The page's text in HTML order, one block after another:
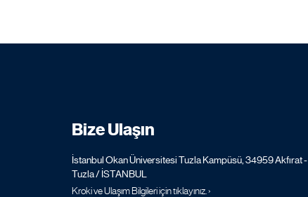
Bize Ulaşın
İstanbul Okan Üniversitesi Tuzla Kampüsü, 34959 Akfırat -
Tuzla / İSTANBUL
Kroki ve Ulaşım Bilgileri için tıklayınız. ›